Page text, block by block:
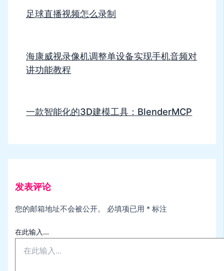
足球直播视频怎么录制
海康威视录像机调整单设备实现手机音频对
讲功能教程
一款智能化的3D建模工具：BlenderMCP
发表评论
您的邮箱地址不会被公开。 必填项已用 * 标注
在此输入...